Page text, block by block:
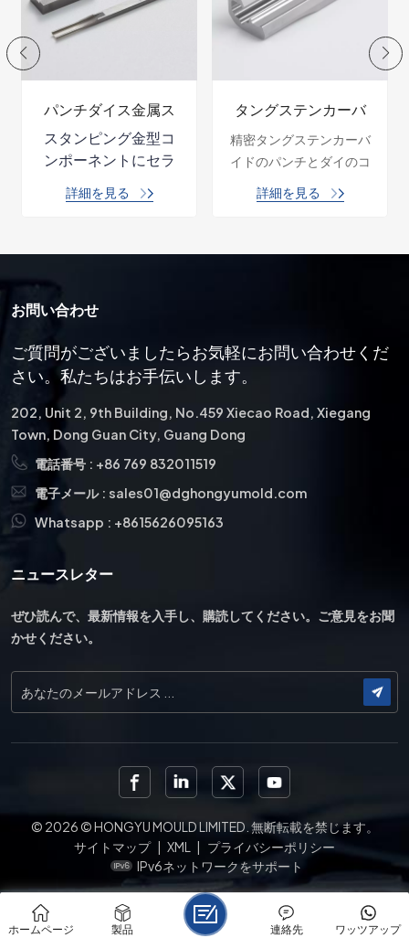
パンチダイス金属ス
タンピングメーカー
のカスタマイズされ
スタンピング金型コ
ンポーネントにセラ
ると、工具寿命の延
上、摩耗、摩擦、腐
対する耐性などの利
点が得られます。
詳細を見る
タングステンカーバ
イド切削工具金型ス
ペアパーツ
精密タングステンカーバ
イドのパンチとダイのコ
ンポーネントは、製造業
および金属加工業界にお
年間にわたり、高精度の
プレス部品に注力してい
詳細を見る
お問い合わせ
ご質問がございましたらお気軽にお問い合わせくだ
さい。私たちはお手伝いします。
202, Unit 2, 9th Building, No.459 Xiecao Road, Xiegang
Town, Dong Guan City, Guang Dong
電話番号 : +86 769 832011519
電子メール : sales01@dghongyumold.com
Whatsapp : +8615626095163
ニュースレター
ぜひ読んで、最新情報を入手し、購読してください。ご意見をお聞
かせください。
© 2026 © HONGYU MOULD LIMITED. 無断転載を禁じます。
サイトマップ | XML | プライバシーポリシー
IPv6ネットワークをサポート
ホームページ 製品 ワッツアップ
連絡先